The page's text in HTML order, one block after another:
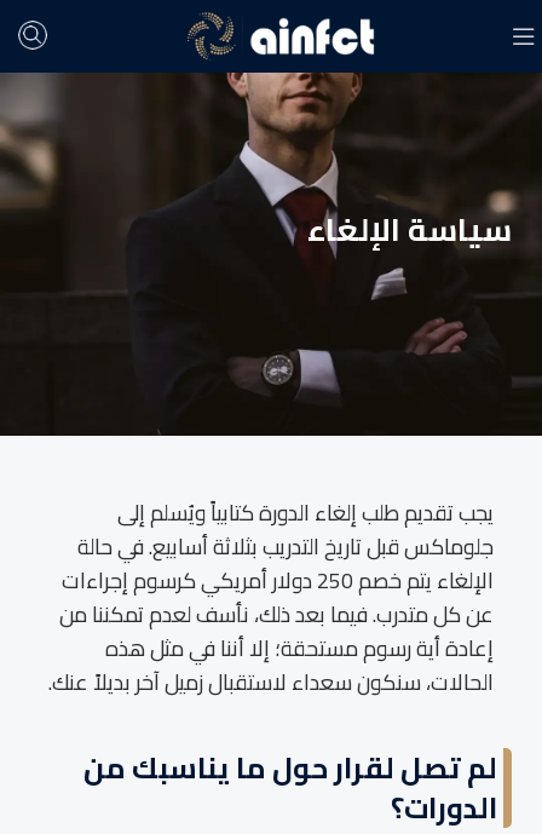
سياسة الإلغاء
يجب تقديم طلب إلغاء الدورة كتابياً ويُسلم إلى
جلوماكس قبل تاريخ التدريب بثلاثة أسابيع. في حالة
الإلغاء يتم خصم 250 دولار أمريكي كرسوم إجراءات
عن كل متدرب. فيما بعد ذلك، نأسف لعدم تمكننا من
إعادة أية رسوم مستحقة؛ إلا أننا في مثل هذه
الحالات، سنكون سعداء لاستقبال زميل آخر بديلاً عنك.
لم تصل لقرار حول ما يناسبك من
الدورات؟